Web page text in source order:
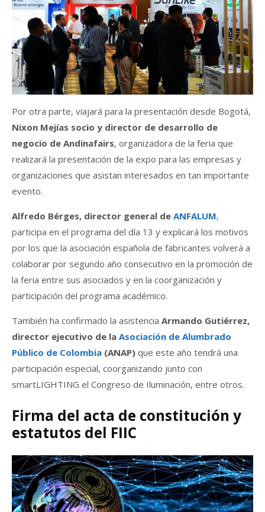
Por otra parte, viajará para la presentación desde Bogotá,
Nixon Mejías socio y director de desarrollo de
negocio de Andinafairs, organizadora de la feria que
realizará la presentación de la expo para las empresas y
organizaciones que asistan interesados en tan importante
evento.
Alfredo Bérges, director general de ANFALUM,
participa en el programa del día 13 y explicará los motivos
por los que la asociación española de fabricantes volverá a
colaborar por segundo año consecutivo en la promoción de
la feria entre sus asociados y en la coorganización y
participación del programa académico.
También ha confirmado la asistencia Armando Gutiérrez,
director ejecutivo de la Asociación de Alumbrado
Público de Colombia (ANAP) que este año tendrá una
participación especial, coorganizando junto con
smartLIGHTING el Congreso de Iluminación, entre otros.
Firma del acta de constitución y
estatutos del FIIC